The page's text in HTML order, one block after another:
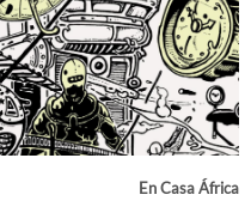
En Casa África